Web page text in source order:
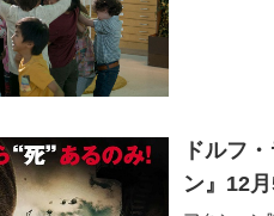
ドルフ
ン』12